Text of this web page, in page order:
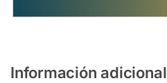
Información adicional